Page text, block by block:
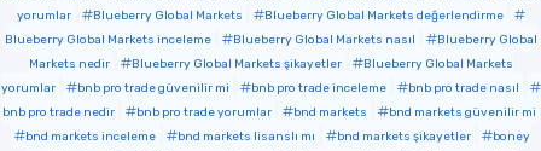
yorumlar
Blueberry Global Markets
Blueberry Global Markets değerlendirme
Blueberry Global Markets inceleme
Blueberry Global Markets nasıl
Blueberry Global
Markets nedir
Blueberry Global Markets şikayetler
Blueberry Global Markets
yorumlar
bnb pro trade güvenilir mi bnb pro trade inceleme
bnb pro trade nasıl
bnb pro trade nedir
bnb pro trade yorumlar bnd markets
bnd markets güvenilir mi
bnd markets inceleme
bnd markets lisanslı mı bnd markets şikayetler
boney